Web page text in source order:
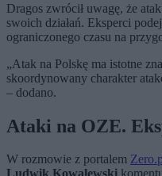
Dragos zwrócił uwagę, że
swoich działań. Eksperci
ograniczonego czasu na
„Atak na Polskę ma istotne
skoordynowany charakter
– dodano.
Ataki na OZE.
W rozmowie z portalem